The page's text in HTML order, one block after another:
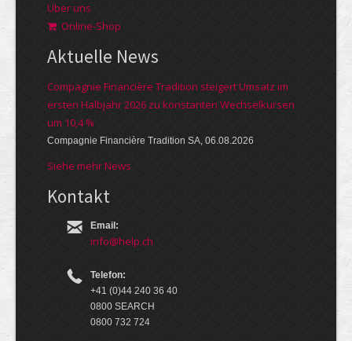
Über uns
Online-Shop
Aktuelle News
Compagnie Financière Tradition steigert Umsatz im
ersten Halbjahr 2026 zu konstanten Wechselkursen
um 10,4 %
Compagnie Financière Tradition SA, 06.08.2026
Siehe mehr News
Kontakt
Email:
info@help.ch
Telefon:
+41 (0)44 240 36 40
0800 SEARCH
0800 732 724